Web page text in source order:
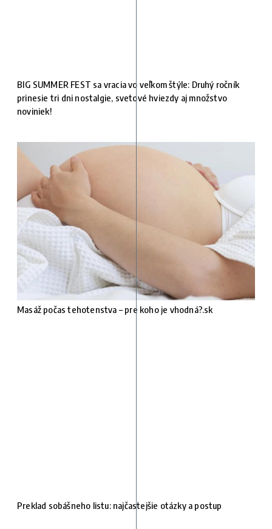
BIG SUMMER FEST sa vracia vo veľkom štýle: Druhý ročník
prinesie tri dni nostalgie, svetové hviezdy aj množstvo
noviniek!
Masáž počas tehotenstva – pre koho je vhodná?.sk
Preklad sobášneho listu: najčastejšie otázky a postup